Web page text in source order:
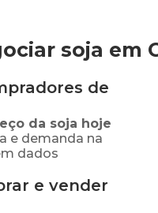
soja em
de
da soja hoje
e demanda na
dados
e vender